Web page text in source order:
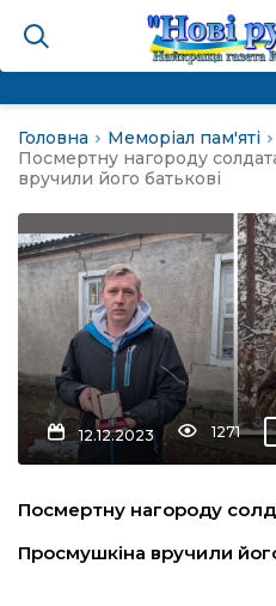
громада
не буває
Головна
Меморіал пам'яті
Посмертну нагороду
вручили його батькові
12.12.2023 1271
Посмертну нагороду
Просмушкіна вручили